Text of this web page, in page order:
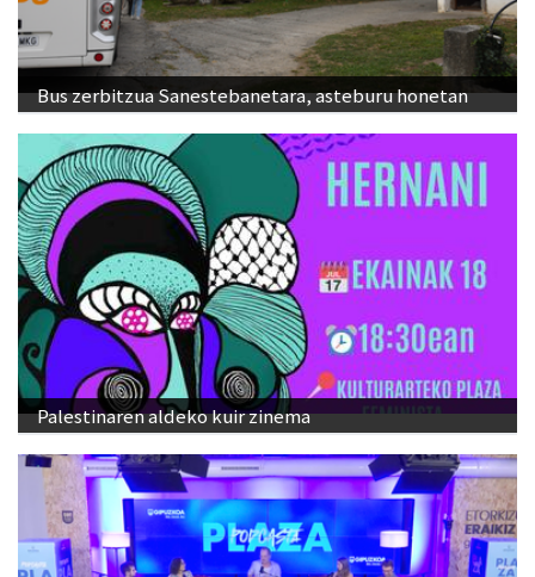
Bus zerbitzua Sanestebanetara, asteburu honetan
Palestinaren aldeko kuir zinema